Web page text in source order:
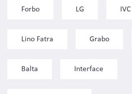
Forbo LG IVC
Lino Fatra Grabo
Balta Interface